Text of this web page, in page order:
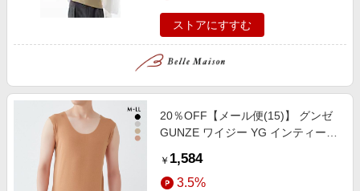
スポーツ・アウトドア・ゴルフ
旅行・レジャー・ホテル予約
生活・お役立ち
金融・マネー・保険
デジタルコンテンツ
わくわく夏特集
とことん買い物チャレンジ
Apple公式サイト×楽天カード分割払い
Qoo10メガポ
Samsung ボーナスキャンペーン
週末の高還元 夏の長期版
ストアにすすむ
20％OFF【メール便(15)】 グンゼ
GUNZE ワイジー YG インティー
ネック 後ろ丈長め 脇パッド付き
￥ 1,584
3.5%